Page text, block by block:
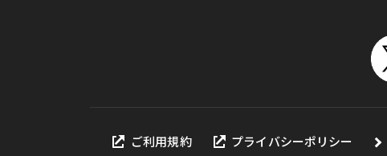
ご利用規約 プライバシーポリシー